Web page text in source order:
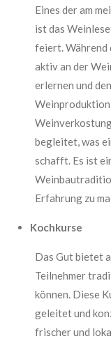
Eines der am
ist das
feiert. Während
aktiv an der
erlernen und
begleitet, was
schafft. Es ist
Erfahrung zu
Kochkurse
Das Gut bietet
Teilnehmer
können. Diese
geleitet und
frischer und